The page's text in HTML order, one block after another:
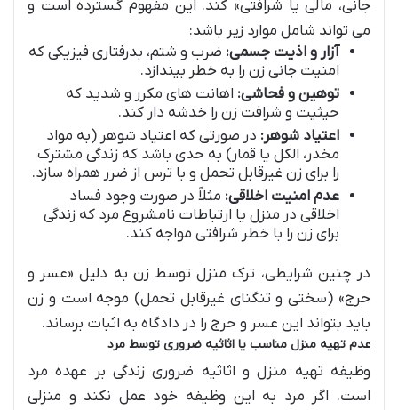
جانی، مالی یا شرافتی» کند. این مفهوم گسترده است و
می تواند شامل موارد زیر باشد:
آزار و اذیت جسمی: ضرب و شتم، بدرفتاری فیزیکی که
امنیت جانی زن را به خطر بیندازد.
توهین و فحاشی: اهانت های مکرر و شدید که
حیثیت و شرافت زن را خدشه دار کند.
اعتیاد شوهر: در صورتی که اعتیاد شوهر (به مواد
مخدر، الکل یا قمار) به حدی باشد که زندگی مشترک
را برای زن غیرقابل تحمل و با ترس از ضرر همراه سازد.
عدم امنیت اخلاقی: مثلاً در صورت وجود فساد
اخلاقی در منزل یا ارتباطات نامشروع مرد که زندگی
برای زن را با خطر شرافتی مواجه کند.
در چنین شرایطی، ترک منزل توسط زن به دلیل «عسر و
حرج» (سختی و تنگنای غیرقابل تحمل) موجه است و زن
باید بتواند این عسر و حرج را در دادگاه به اثبات برساند.
عدم تهیه منزل مناسب یا اثاثیه ضروری توسط مرد
وظیفه تهیه منزل و اثاثیه ضروری زندگی بر عهده مرد
است. اگر مرد به این وظیفه خود عمل نکند و منزلی